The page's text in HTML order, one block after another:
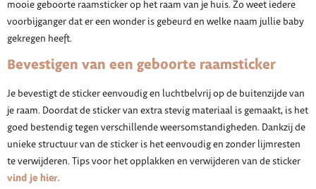
mooie geboorte raamsticker op het raam van je huis. Zo weet iedere
voorbijganger dat er een wonder is gebeurd en welke naam jullie baby
gekregen heeft.
Bevestigen van een geboorte raamsticker
Je bevestigt de sticker eenvoudig en luchtbelvrij op de buitenzijde van
je raam. Doordat de sticker van extra stevig materiaal is gemaakt, is het
goed bestendig tegen verschillende weersomstandigheden. Dankzij de
unieke structuur van de sticker is het eenvoudig en zonder lijmresten
te verwijderen. Tips voor het opplakken en verwijderen van de sticker
vind je hier.